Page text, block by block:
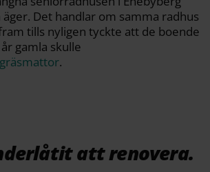
Det handlar om samma radhus
tills nyligen tyckte att de boende
gamla skulle
.
att renovera.